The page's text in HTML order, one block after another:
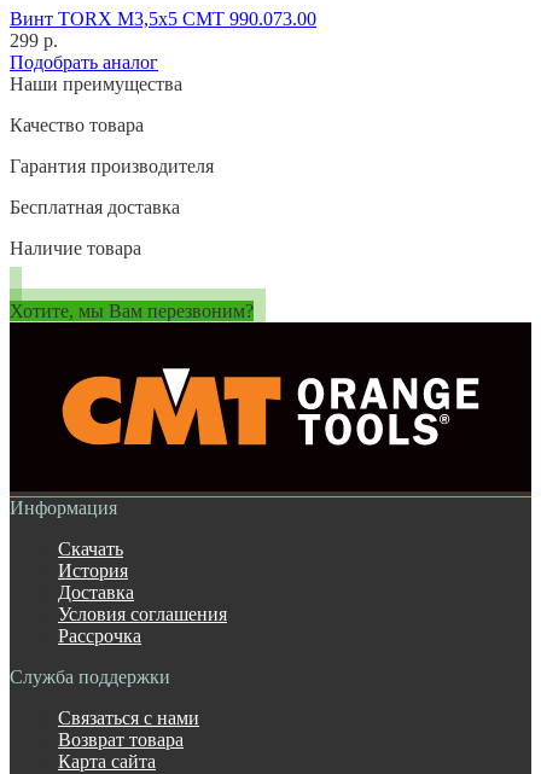
Винт TORX M3,5x5 CMT 990.073.00
299 р.
Подобрать аналог
Наши преимущества
Качество товара
Гарантия производителя
Бесплатная доставка
Наличие товара
Хотите, мы Вам перезвоним?
Информация
Скачать
История
Доставка
Условия соглашения
Рассрочка
Служба поддержки
Связаться с нами
Возврат товара
Карта сайта